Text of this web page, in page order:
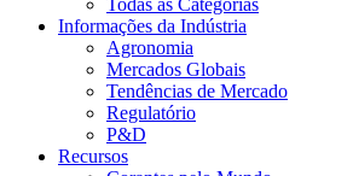
Todas as Categorias
Informações da Indústria
Agronomia
Mercados Globais
Tendências de Mercado
Regulatório
P&D
Recursos